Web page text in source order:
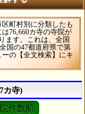
町村別に分類したも
76,660カ寺の寺院が
ます。これは、全国
国の47都道府県で第
の【全文検索】にキ
カ寺)
件数順